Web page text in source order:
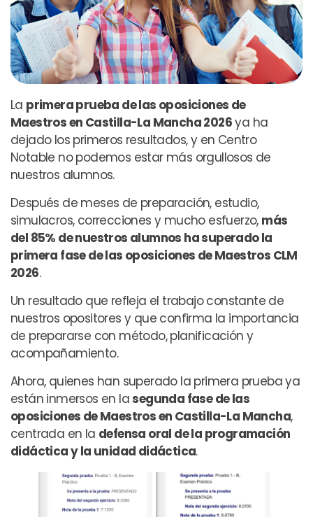
La primera prueba de las oposiciones de
Maestros en Castilla-La Mancha 2026ya ha
dejado los primeros resultados, y en Centro
Notable no podemos estar más orgullosos de
nuestros alumnos.
Después de meses de preparación, estudio,
simulacros, correcciones y mucho esfuerzo, más
del 85% de nuestros alumnos ha superado la
primera fase de las oposiciones de Maestros CLM
2026.
Un resultado que refleja el trabajo constante de
nuestros opositores y que confirma la importancia
de prepararse con método, planificación y
acompañamiento.
Ahora, quienes han superado la primera prueba ya
están inmersos en lasegunda fase de las
oposiciones de Maestros en Castilla-La Mancha,
centrada en la defensa oral de la programación
didáctica y la unidad didáctica.